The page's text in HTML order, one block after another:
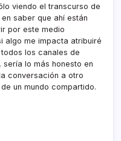
viendo el transcurso de
saber que ahí­ están
por este medio
algo me impacta atribuiré
los canales de
lo más honesto en
conversación a otro
un mundo compartido.